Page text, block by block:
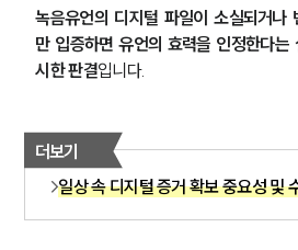
녹음유언의 디지털 파일이 소실되거나
만 입증하면 유언의 효력을 인정한다는
시한 판결입니다.
더보기
일상 속 디지털 증거 확보 중요성 및